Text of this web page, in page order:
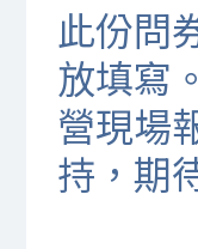
此份問
放填寫
營現場
持，期